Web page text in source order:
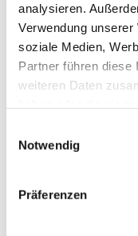
analysieren.
Verwendung
soziale Medien,
Partner führen diese
weiteren Daten
Notwendig
Präferenzen